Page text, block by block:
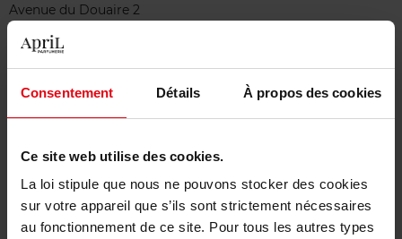
Consentement Détails À propos des cookies
Ce site web utilise des cookies.
La loi stipule que nous ne pouvons stocker des cookies
sur votre appareil que s’ils sont strictement nécessaires
au fonctionnement de ce site. Pour tous les autres types
Avenue du Douaire 2
BELGIUM
Centre Commercial du Douaire
Contact
010 40 04 07
Horaires d'ouverture